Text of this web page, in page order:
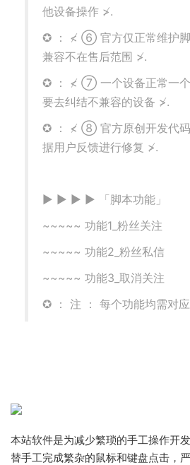
他设备操作 ≯.
✪ ： ≮ ⑥ 官方仅正常维护脚
兼容不在售后范围 ≯.
✪ ： ≮ ⑦ 一个设备正常一个
要去纠结不兼容的设备 ≯.
✪ ： ≮ ⑧ 官方原创开发代码
据用户反馈进行修复 ≯.
▶ ▶ ▶ ▶ 「脚本功能」
~~~~~ 功能1_粉丝关注
~~~~~ 功能2_粉丝私信
~~~~~ 功能3_取消关注
✪ ： 注 ： 每个功能均需对
本站软件是为减少繁琐的手工操作开
替手工完成繁杂的鼠标和键盘点击，